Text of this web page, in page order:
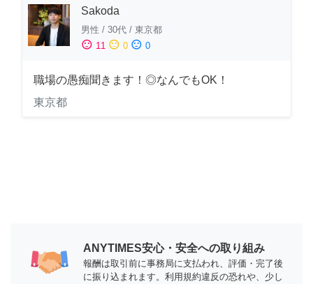
Sakoda
男性 / 30代 / 東京都
sentiment_satisfied 11 sentiment_neutral 0 sentiment_dissatisfied 0
職場の愚痴聞きます！◎なんでもOK！
東京都
ANYTIMES安心・安全への取り組み
報酬は取引前に事務局に支払われ、評価・完了後
に振り込まれます。利用規約違反の恐れや、少し